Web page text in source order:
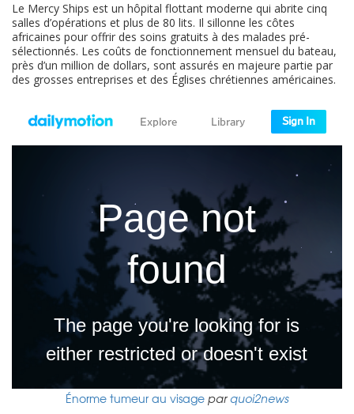
Le Mercy Ships est un hôpital flottant moderne qui abrite cinq
salles d’opérations et plus de 80 lits. Il sillonne les côtes
africaines pour offrir des soins gratuits à des malades pré-
sélectionnés. Les coûts de fonctionnement mensuel du bateau,
près d’un million de dollars, sont assurés en majeure partie par
des grosses entreprises et des Églises chrétiennes américaines.
Énorme tumeur au visage parquoi2news